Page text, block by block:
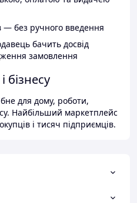
— без ручного введення
бачить досвід
замовлення
для дому, роботи,
Найбільший маркетплейс
і тисяч підприємців.